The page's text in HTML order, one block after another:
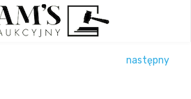
następny